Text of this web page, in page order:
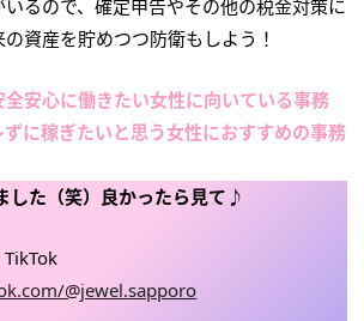
るので、確定申告やその他の税金対策に
資産を貯めつつ防衛もしよう！
安心に働きたい女性に向いている事務
に稼ぎたいと思う女性におすすめの事務
した（笑）良かったら見て♪
@jewel.sapporo